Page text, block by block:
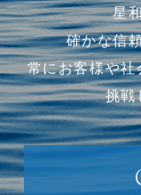
星
確かな信
常にお客様や
挑戦